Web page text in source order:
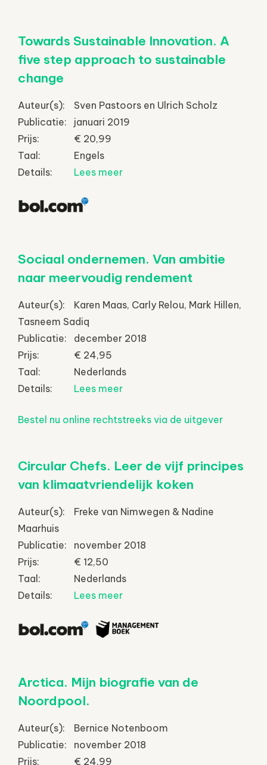
Towards Sustainable Innovation. A
five step approach to sustainable
change
Auteur(s):
Sven Pastoors en Ulrich Scholz
Publicatie:
januari 2019
Prijs:
€ 20,99
Taal:
Engels
Details:
Lees meer
Sociaal ondernemen. Van ambitie
naar meervoudig rendement
Auteur(s):
Karen Maas, Carly Relou, Mark Hillen,
Tasneem Sadiq
Publicatie:
december 2018
Prijs:
€ 24,95
Taal:
Nederlands
Details:
Lees meer
Bestel nu online rechtstreeks via de uitgever
Circular Chefs. Leer de vijf principes
van klimaatvriendelijk koken
Auteur(s):
Freke van Nimwegen & Nadine
Maarhuis
Publicatie:
november 2018
Prijs:
€ 12,50
Taal:
Nederlands
Details:
Lees meer
Arctica. Mijn biografie van de
Noordpool.
Auteur(s):
Bernice Notenboom
Publicatie:
november 2018
Prijs:
€ 24,99